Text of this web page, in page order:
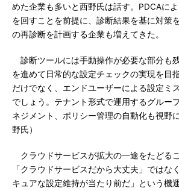
めた企業も多いと西野氏は話す。PDCAに
を回すことを前提に、診断結果を基に対策
の再診断を計画する企業も増えてきた。
診断ツールには手動操作が必要な部分も
を進めて日常的な設定チェックの実現を目
だけでなく、エンドユーザーによる設定ミ
でしょう。テナント形式で運用するグルー
ネジメント、ポリシー管理の自動化も視野
野氏）
クラウドサービスが拡大の一途をたどる
「クラウドサービスだから大丈夫」ではな
キュアな設定維持が当たり前だ」という機